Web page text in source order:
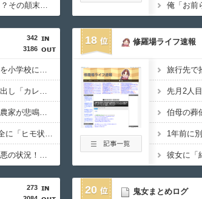
【困惑】33歳独身、職場の人妻に片思い！？その顛末がこちらｗｗｗｗ
342
3186
【復讐】絶対に「植えてはいけない植物」を小学校に植えた→20年経って見に行くと…「！？」衝撃の光景が・・・
【悲報】キンコン西野亮廣、熊本支援炊き出し「カレー」で炎上するｗｗｗ
「高市総理には愛想尽かした」コメ余りに農家が悲鳴 売値は生産原価の半分以下に…
【郎報】ワイ、年上彼女(31)と付き合い完全に「ヒモ状態」になった結果ｗｗｗ
石破、遂にキレる！「日本の財政は世界最悪の状況！この状況で減税をするのは正気の沙汰じゃない」
18 修羅場ライフ速報
273
20 鬼女まとめログ